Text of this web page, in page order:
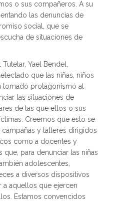
o sus compañeros. A su
las denuncias de
social, que se
de situaciones de
Tutelar, Yael Bendel,
que las niñas, niños
tomado protagonismo al
las situaciones de
de las que ellos o sus
Creemos que esto se
campañas y talleres dirigidos
como a docentes y
que, para denunciar las niñas
adolescentes,
a diversos dispositivos
a aquellos que ejercen
Estamos convencidos